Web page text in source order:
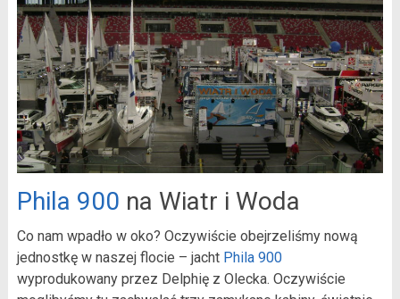
Phila 900 na Wiatr i Woda
Co nam wpadło w oko? Oczywiście obejrzeliśmy nową
jednostkę w naszej flocie – jacht Phila 900
wyprodukowany przez Delphię z Olecka. Oczywiście